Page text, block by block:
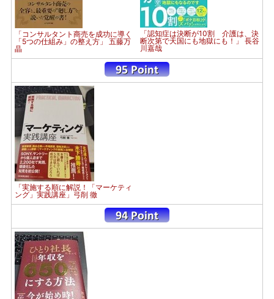
「コンサルタント商売を成功に導く
「5つの仕組み」の整え方」 五藤万
晶
「認知症は決断が10割 介護は、決
断次第で天国にも地獄にも！」 長谷
川嘉哉
「実施する順に解説！「マーケティ
ング」実践講座」弓削 徹